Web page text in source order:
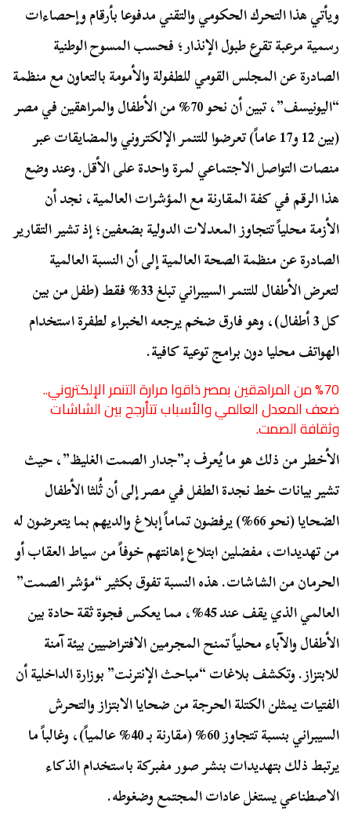
ويأتي هذا التحرك الحكومي والتقني مدفوعا بأرقام وإحصاءات
رسمية مرعبة تقرع طبول الإنذار؛ فحسب المسوح الوطنية
الصادرة عن المجلس القومي للطفولة والأمومة بالتعاون مع منظمة
“اليونيسف”، تبين أن نحو 70% من الأطفال والمراهقين في مصر
(بين 12 و17 عاماً) تعرضوا للتنمر الإلكتروني والمضايقات عبر
منصات التواصل الاجتماعي لمرة واحدة على الأقل. وعند وضع
هذا الرقم في كفة المقارنة مع المؤشرات العالمية، نجد أن
الأزمة محلياً تتجاوز المعدلات الدولية بضعفين؛ إذ تشير التقارير
الصادرة عن منظمة الصحة العالمية إلى أن النسبة العالمية
لتعرض الأطفال للتنمر السيبراني تبلغ 33% فقط (طفل من بين
كل 3 أطفال)، وهو فارق ضخم يرجعه الخبراء لطفرة استخدام
الهواتف محليا دون برامج توعية كافية.
%70 من المراهقين بمصر ذاقوا مرارة التنمر الإلكتروني..
ضعف المعدل العالمي والأسباب تتأرجح بين الشاشات
وثقافة الصمت.
الأخطر من ذلك هو ما يُعرف بـ”جدار الصمت الغليظ”، حيث
تشير بيانات خط نجدة الطفل في مصر إلى أن ثُلثا الأطفال
الضحايا (نحو 66%) يرفضون تماماً إبلاغ والديهم بما يتعرضون له
من تهديدات، مفضلين ابتلاع إهانتهم خوفاً من سياط العقاب أو
الحرمان من الشاشات. هذه النسبة تفوق بكثير “مؤشر الصمت”
العالمي الذي يقف عند 45%، مما يعكس فجوة ثقة حادة بين
الأطفال والآباء محلياً تمنح المجرمين الافتراضيين بيئة آمنة
للابتزاز. وتكشف بلاغات “مباحث الإنترنت” بوزارة الداخلية أن
الفتيات يمثلن الكتلة الحرجة من ضحايا الابتزاز والتحرش
السيبراني بنسبة تتجاوز 60% (مقارنة بـ 40% عالمياً)، وغالباً ما
يرتبط ذلك بتهديدات بنشر صور مفبركة باستخدام الذكاء
الاصطناعي يستغل عادات المجتمع وضغوطه.